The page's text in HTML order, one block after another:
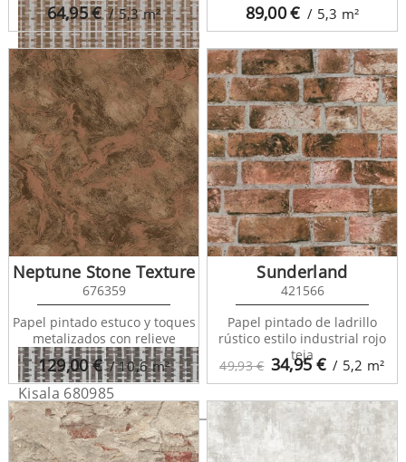
Kisala 680984
Kisala 680985
64,95€ / 5,3m² 89,00€ / 5,3 m²
129,00€ / 10,6m²
Neptune Stone Texture
676359
Papel pintado estuco y toques
metalizados con relieve
49,93 € 34,95€ / 5,2 m²
Sunderland
421566
Papel pintado de ladrillo
rústico estilo industrial rojo
teja